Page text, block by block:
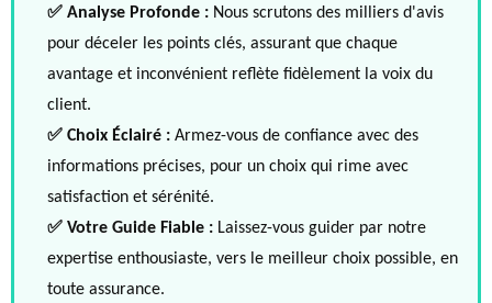
✅ Analyse Profonde : Nous scrutons des milliers d'avis
pour déceler les points clés, assurant que chaque
avantage et inconvénient reflète fidèlement la voix du
client.
✅ Choix Éclairé : Armez-vous de confiance avec des
informations précises, pour un choix qui rime avec
satisfaction et sérénité.
✅ Votre Guide Fiable : Laissez-vous guider par notre
expertise enthousiaste, vers le meilleur choix possible, en
toute assurance.